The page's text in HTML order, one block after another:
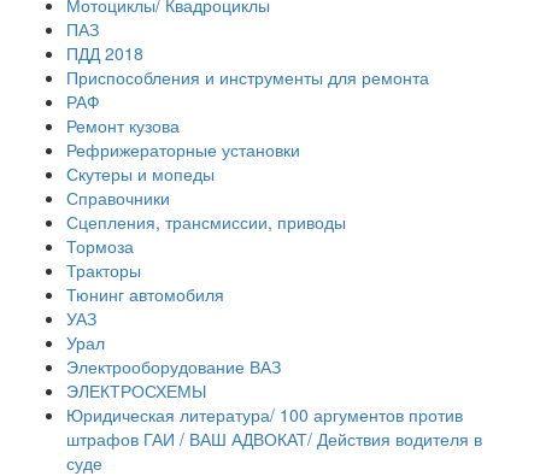
Мотоциклы/ Квадроциклы
ПАЗ
ПДД 2018
Приспособления и инструменты для ремонта
РАФ
Ремонт кузова
Рефрижераторные установки
Скутеры и мопеды
Справочники
Сцепления, трансмиссии, приводы
Тормоза
Тракторы
Тюнинг автомобиля
УАЗ
Урал
Электрооборудование ВАЗ
ЭЛЕКТРОСХЕМЫ
Юридическая литература/ 100 аргументов против
штрафов ГАИ / ВАШ АДВОКАТ/ Действия водителя в
суде